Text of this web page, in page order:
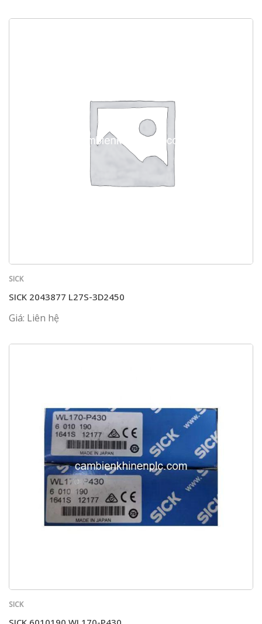
SICK
SICK 2043877 L27S-3D2450
Giá: Liên hệ
SICK